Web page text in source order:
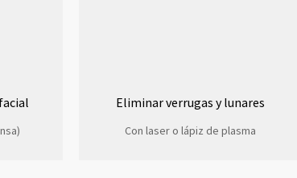
Eliminar verrugas y lunares
Con laser o lápiz de plasma